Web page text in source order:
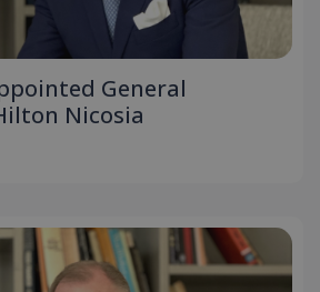
General
Nicosia